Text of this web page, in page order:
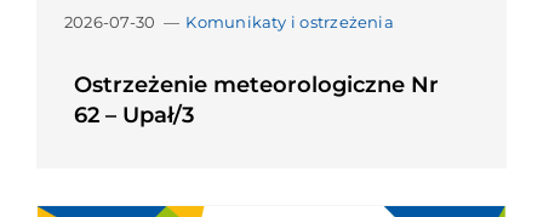
2026-07-30 — Komunikaty i ostrzeżenia
Ostrzeżenie meteorologiczne Nr
62 – Upał/3